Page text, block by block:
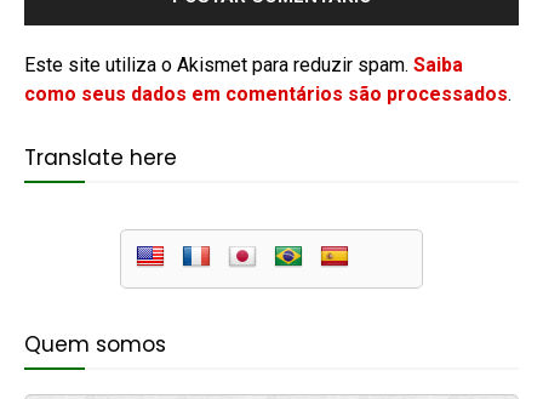
Este site utiliza o Akismet para reduzir spam. Saiba
como seus dados em comentários são processados.
Translate here
Quem somos